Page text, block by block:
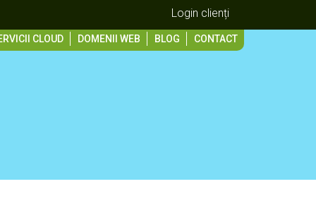
Login clienți
CLOUD DOMENII WEB BLOG CONTACT